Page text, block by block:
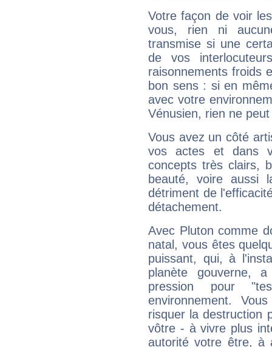
Votre façon de voir
vous, rien ni
transmise si une
de vos
raisonnements froids
bon sens : si en
avec votre
Vénusien, rien ne
Vous avez un côté
vos actes et dans
concepts très clairs,
beauté, voire aussi
détriment de
détachement.
Avec Pluton comme
natal, vous êtes
puissant, qui, à
planète gouverne,
pression pour
environnement.
risquer la destruction
vôtre - à vivre plus
autorité votre être, à